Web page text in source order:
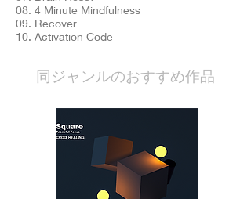
08. 4 Minute Mindfulness
09. Recover
10. Activation Code
​同ジャンルのおすすめ作品